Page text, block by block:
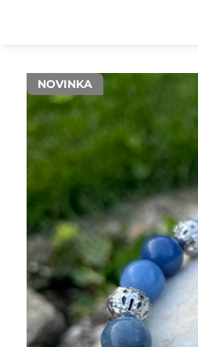
NOVINKA